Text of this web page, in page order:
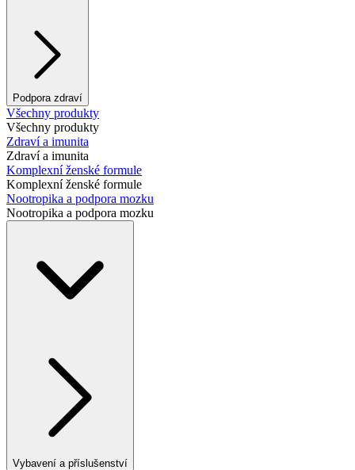
Podpora zdraví
Všechny produkty
Všechny produkty
Zdraví a imunita
Zdraví a imunita
Komplexní ženské formule
Komplexní ženské formule
Nootropika a podpora mozku
Nootropika a podpora mozku
Vybavení a příslušenství